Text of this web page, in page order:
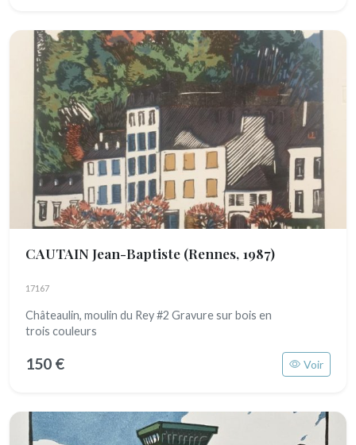
CAUTAIN Jean-Baptiste (Rennes, 1987)
17167
Châteaulin, moulin du Rey #2 Gravure sur bois en
trois couleurs
150 € Voir